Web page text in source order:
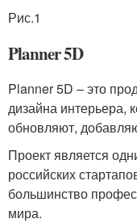
Рис.1
Planner 5D
Planner 5D – это
дизайна интерьера,
обновляют,
Проект является
российских
большинство
мира.